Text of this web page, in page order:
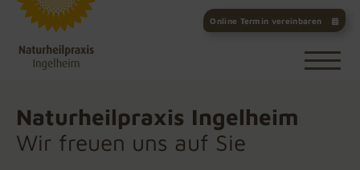
Online Termin vereinbaren
Naturheilpraxis Ingelheim
Wir freuen uns auf Sie